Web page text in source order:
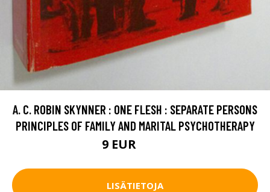
A. C. ROBIN SKYNNER : ONE FLESH : SEPARATE PERSONS
PRINCIPLES OF FAMILY AND MARITAL PSYCHOTHERAPY
9 EUR
LISÄTIETOJA